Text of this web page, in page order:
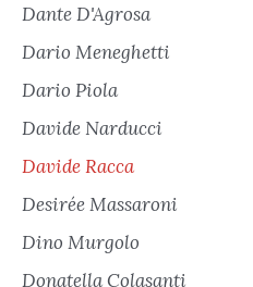
Dante D'Agrosa
Dario Meneghetti
Dario Piola
Davide Narducci
Davide Racca
Desirée Massaroni
Dino Murgolo
Donatella Colasanti